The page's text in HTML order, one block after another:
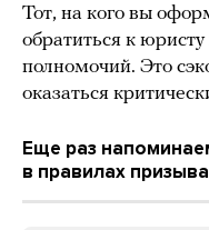
Тот, на кого вы
обратиться к
полномочий. Это
оказаться
Еще раз
в правилах призыва